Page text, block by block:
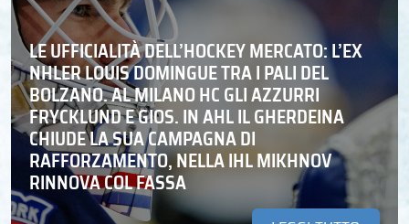
LE UFFICIALITÀ DELL’HOCKEY MERCATO: L’EX
NHLER LOUIS DOMINGUE TRA I PALI DEL
BOLZANO. AL MILANO HC GLI AZZURRI
FRYCKLUND E GIOS. IN AHL IL GHERDEINA
CHIUDE LA SUA CAMPAGNA DI
RAFFORZAMENTO, NELLA IHL MIKHNOV
RINNOVA COL FASSA